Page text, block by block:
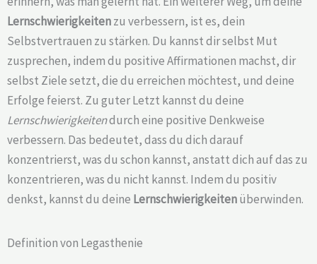
Lernschwierigkeitenzu verbessern, ist es, dein
Selbstvertrauen zu stärken. Du kannst dir selbst Mut
zusprechen, indem du positive Affirmationen machst, dir
selbst Ziele setzt, die du erreichen möchtest, und deine
Erfolge feierst. Zu guter Letzt kannst du deine
Lernschwierigkeitendurch eine positive Denkweise
verbessern. Das bedeutet, dass du dich darauf
konzentrierst, was du schon kannst, anstatt dich auf das zu
konzentrieren, was du nicht kannst. Indem du positiv
denkst, kannst du deine Lernschwierigkeitenüberwinden.
Definition von Legasthenie